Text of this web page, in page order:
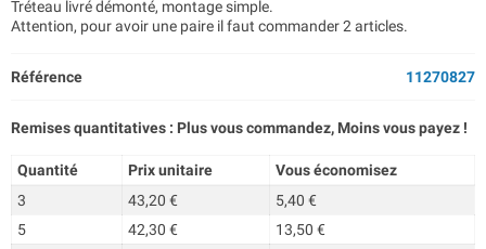
Tréteau livré démonté, montage simple.
Attention, pour avoir une paire il faut commander 2 articles.
Référence 11270827
Remises quantitatives : Plus vous commandez, Moins vous payez !
Quantité Prix unitaire
Vous économisez
3
43,20 €
5,40 €
5
42,30 €
13,50 €